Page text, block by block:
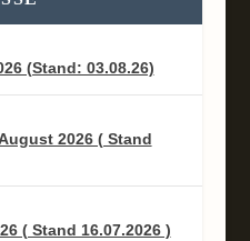
(Stand: 03.08.26)
2026 ( Stand
( Stand 16.07.2026 )